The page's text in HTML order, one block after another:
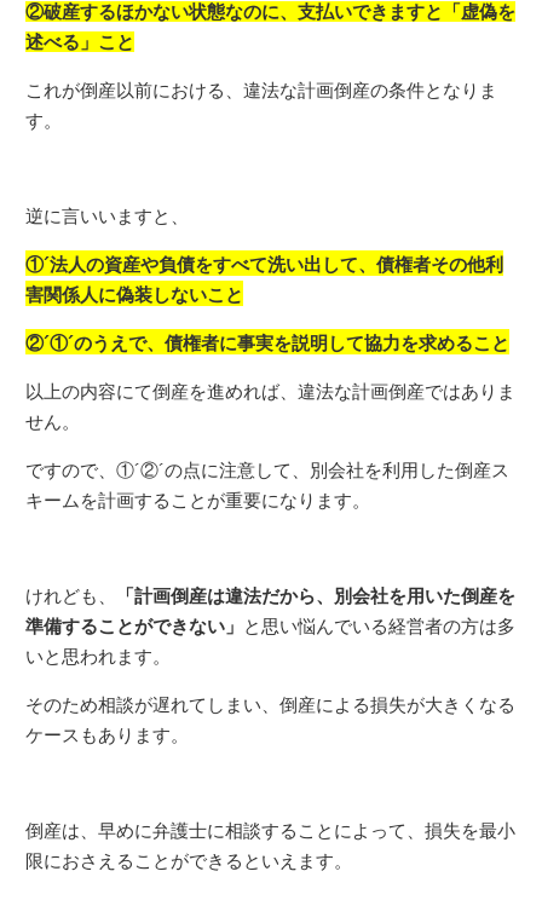
②破産するほかない状態なのに、支払いできますと「虚偽を
述べる」こと
これが倒産以前における、違法な計画倒産の条件となりま
す。
逆に言いいますと、
①´法人の資産や負債をすべて洗い出して、債権者その他利
害関係人に偽装しないこと
②´①´のうえで、債権者に事実を説明して協力を求めること
以上の内容にて倒産を進めれば、違法な計画倒産ではありま
せん。
ですので、①´②´の点に注意して、別会社を利用した倒産ス
キームを計画することが重要になります。
けれども、
「計画倒産は違法だから、別会社を用いた倒産を
準備することができない」 と思い悩んでいる経営者の方は多
いと思われます。
そのため相談が遅れてしまい、倒産による損失が大きくなる
ケースもあります。
倒産は、早めに弁護士に相談することによって、損失を最小
限におさえることができるといえます。